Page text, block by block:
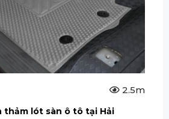
2.5m
thảm lót sàn ô tô tại Hải